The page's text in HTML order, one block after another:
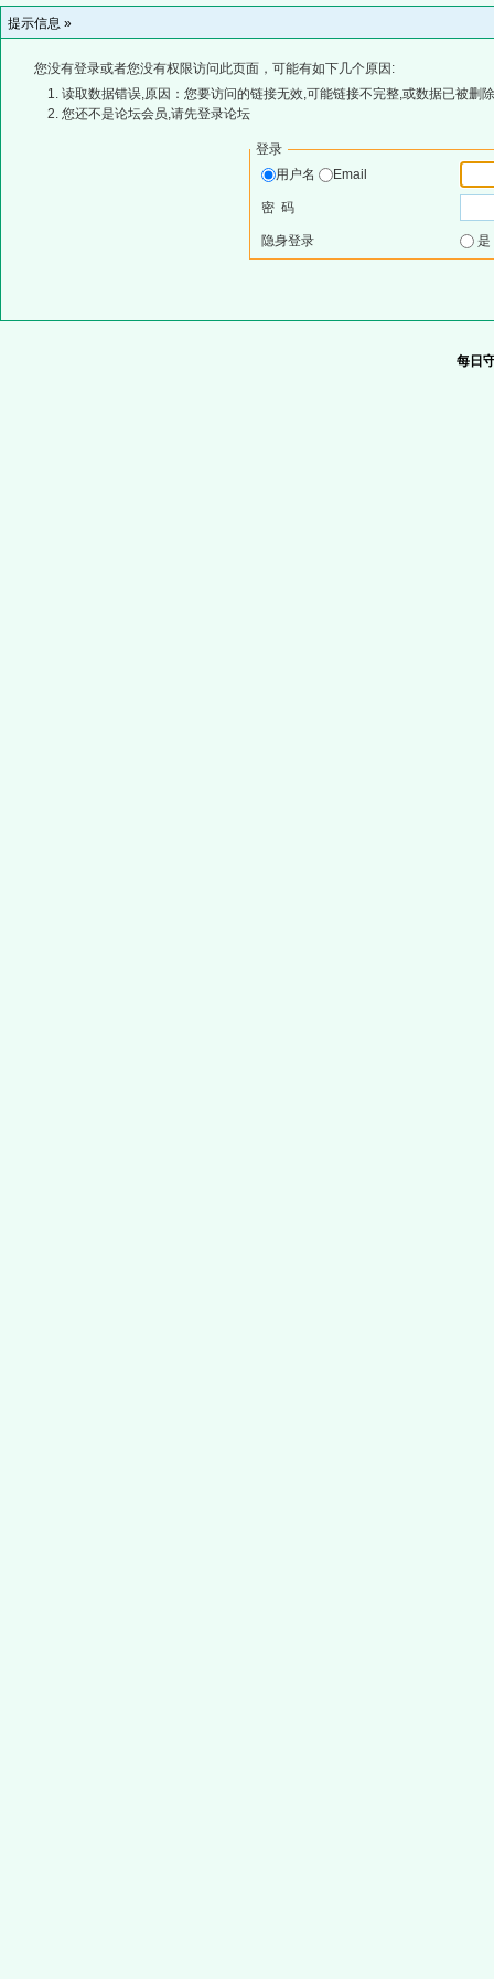
提示信息 »
您没有登录或者您没有权限访问此页面，可能有如下几个原因:
读取数据错误,原因：您要访问的链接无效,可能链接不完整,或数据已被删
您还不是论坛会员,请先登录论坛
登录
用户名
Email
密 码
隐身登录
每日